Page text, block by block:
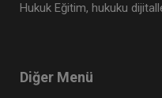
Hukuk Eğitim, hukuku
Diğer Menü